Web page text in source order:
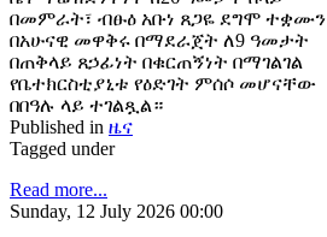
በመምራት፣ ብፁዕ አቡነ ጸጋዬ ደግሞ ተቋሙን
በአሁናዊ መዋቅሩ በማደራጀት ለ9 ዓመታት
በጠቅላይ ጸኃፊነት በቁርጠኝነት በማገልገል
የቤተክርስቲያኒቱ የዕድገት ምሰሶ መሆናቸው
በበዓሉ ላይ ተገልጿል።
Published in ዜና
Tagged under
Read more...
Sunday, 12 July 2026 00:00